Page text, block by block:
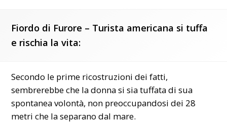
Fiordo di Furore – Turista americana si tuffa
e rischia la vita:
Secondo le prime ricostruzioni dei fatti,
sembrerebbe che la donna si sia tuffata di sua
spontanea volontà, non preoccupandosi dei 28
metri che la separano dal mare.